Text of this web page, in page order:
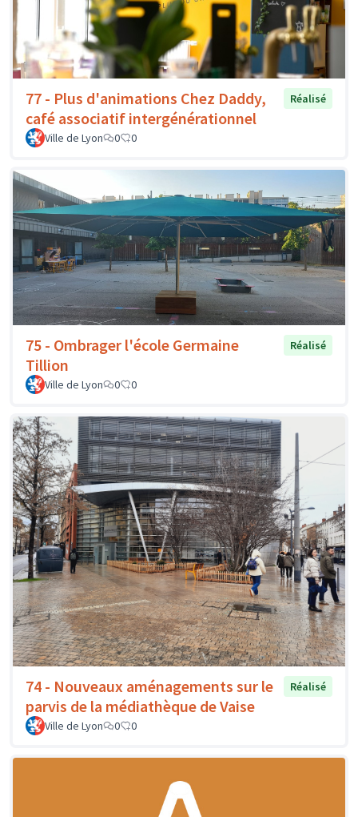
77 - Plus d'animations Chez Daddy,
café associatif intergénérationnel
Réalisé
Ville de Lyon 0 0
75 - Ombrager l'école Germaine
Tillion
Réalisé
Ville de Lyon 0 0
74 - Nouveaux aménagements sur le
parvis de la médiathèque de Vaise
Réalisé
Ville de Lyon 0 0